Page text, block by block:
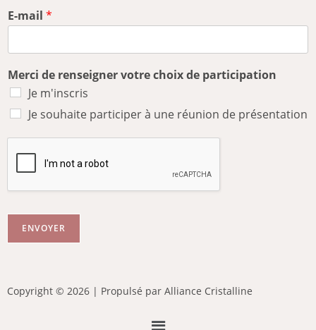
E-mail *
Merci de renseigner votre choix de participation
Je m'inscris
Je souhaite participer à une réunion de présentation
ENVOYER
Copyright © 2026 | Propulsé par Alliance Cristalline